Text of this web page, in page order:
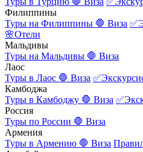
Филиппины
Туры на Филиппины 🛑 Виза
🌸Отели
Мальдивы
Туры на Мальдивы 🛑 Виза
Лаос
Туры в Лаос 🛑 Виза
Камбоджа
Туры в Камбоджу 🛑 Виза
Россия
Туры по России 🛑 Виза
Армения
Туры в Армению 🛑 Виза